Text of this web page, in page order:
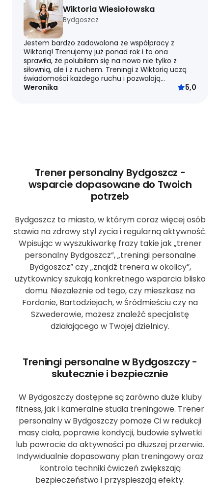
Wiktoria Wiesiołowska
Bydgoszcz
Jestem bardzo zadowolona ze współpracy z
Wiktorią! Trenujemy już ponad rok i to ona
sprawiła, że polubiłam się na nowo nie tylko z
siłownią, ale i z ruchem. Treningi z Wiktorią uczą
świadomości każdego ruchu i pozwalają...
Weronika
5,0
Trener personalny Bydgoszcz -
wsparcie dopasowane do Twoich
potrzeb
Bydgoszcz to miasto, w którym coraz więcej osób
stawia na zdrowy styl życia i regularną aktywność.
Wpisując w wyszukiwarkę frazy takie jak „trener
personalny Bydgoszcz”, „treningi personalne
Bydgoszcz” czy „znajdź trenera w okolicy”,
użytkownicy szukają konkretnego wsparcia blisko
domu. Niezależnie od tego, czy mieszkasz na
Fordonie, Bartodziejach, w Śródmieściu czy na
Szwederowie, możesz znaleźć specjalistę
działającego w Twojej dzielnicy.
Treningi personalne w Bydgoszczy -
skutecznie i bezpiecznie
W Bydgoszczy dostępne są zarówno duże kluby
fitness, jak i kameralne studia treningowe. Trener
personalny w Bydgoszczy pomoże Ci w redukcji
masy ciała, poprawie kondycji, budowie sylwetki
lub powrocie do aktywności po dłuższej przerwie.
Indywidualnie dopasowany plan treningowy oraz
kontrola techniki ćwiczeń zwiększają
bezpieczeństwo i przyspieszają efekty.